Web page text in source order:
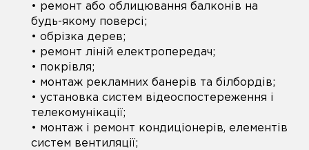
• ремонт або облицювання балконів на
будь-якому поверсі;
• обрізка дерев;
• ремонт ліній електропередач;
• покрівля;
• монтаж рекламних банерів та білбордів;
• установка систем відеоспостереження і
телекомунікації;
• монтаж і ремонт кондиціонерів, елементів
систем вентиляції;